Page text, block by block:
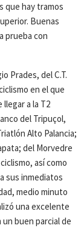
que hay tramos
Buenas
prueba con
Prades, del C.T.
en el que
a la T2
del Tripuçol,
Alto Palancia;
del Morvedre
así como
sus inmediatos
medio minuto
una excelente
buen parcial de